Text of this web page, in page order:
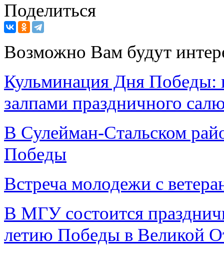
Поделиться
Возможно Вам будут
Кульминация Дня Победы:
залпами праздничного
В Сулейман-Стальском
Победы
Встреча молодежи с
В МГУ состоится
летию Победы в Великой